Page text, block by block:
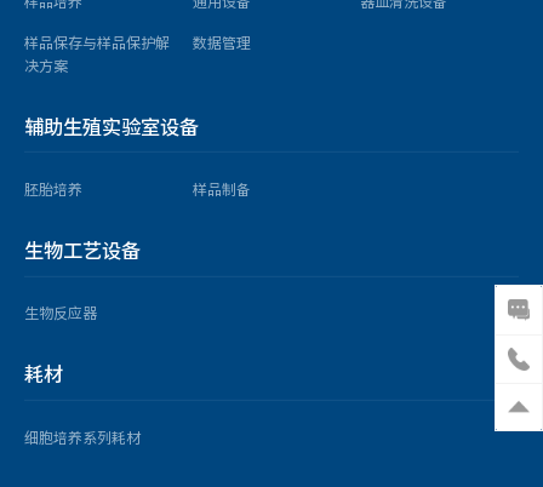
样品保存与样品保护解
决方案
数据管理
辅助生殖实验室设备
胚胎培养 样品制备
生物工艺设备
生物反应器
耗材
细胞培养系列耗材